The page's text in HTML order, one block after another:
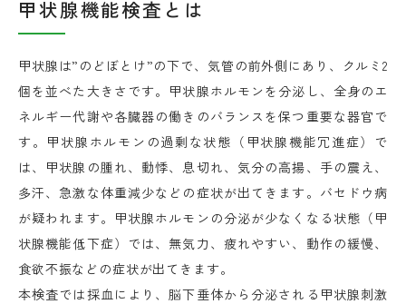
甲状腺機能検査とは
甲状腺は”のどぼとけ”の下で、気管の前外側にあり、クルミ2
個を並べた大きさです。甲状腺ホルモンを分泌し、全身のエ
ネルギー代謝や各臓器の働きのバランスを保つ重要な器官で
す。甲状腺ホルモンの過剰な状態（甲状腺機能冗進症）で
は、甲状腺の腫れ、動悸、息切れ、気分の高揚、手の震え、
多汗、急激な体重減少などの症状が出てきます。バセドウ病
が疑われます。甲状腺ホルモンの分泌が少なくなる状態（甲
状腺機能低下症）では、無気力、疲れやすい、動作の緩慢、
食欲不振などの症状が出てきます。
本検査では採血により、脳下垂体から分泌される甲状腺刺激